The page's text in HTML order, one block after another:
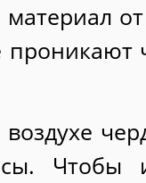
Чтобы